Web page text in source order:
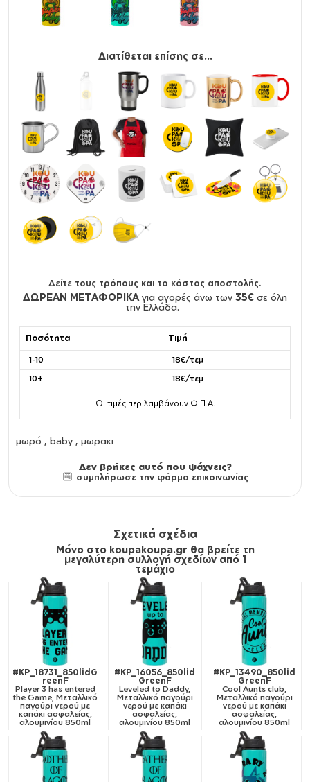
Διατίθεται επίσης σε...
Δείτε τους τρόπους και το κόστος αποστολής.
ΔΩΡΕΑΝ ΜΕΤΑΦΟΡΙΚΑ για αγορές άνω των 35€ σε όλη
την Ελλάδα.
Ποσότητα Τιμή
1-10
18€/τεμ
10+
18€/τεμ
Οι τιμές περιλαμβάνουν Φ.Π.Α.
μωρό , baby , μωρακι
Δεν βρήκες αυτό που ψάχνεις?
συμπλήρωσε την φόρμα επικοινωνίας
Σχετικά σχέδια
Μόνο στο koupakoupa.gr θα βρείτε τη
μεγαλύτερη συλλογή σχεδίων από 1
τεμάχιο
#KP_18731_850lidG
reenF
Player 3 has entered
the Game, Μεταλλικό
παγούρι νερού με
καπάκι ασφαλείας,
αλουμινίου 850ml
#KP_16056_850lid
GreenF
Leveled to Daddy,
Μεταλλικό παγούρι
νερού με καπάκι
ασφαλείας,
αλουμινίου 850ml
#KP_13490_850lid
GreenF
Cool Aunts club,
Μεταλλικό παγούρι
νερού με καπάκι
ασφαλείας,
αλουμινίου 850ml